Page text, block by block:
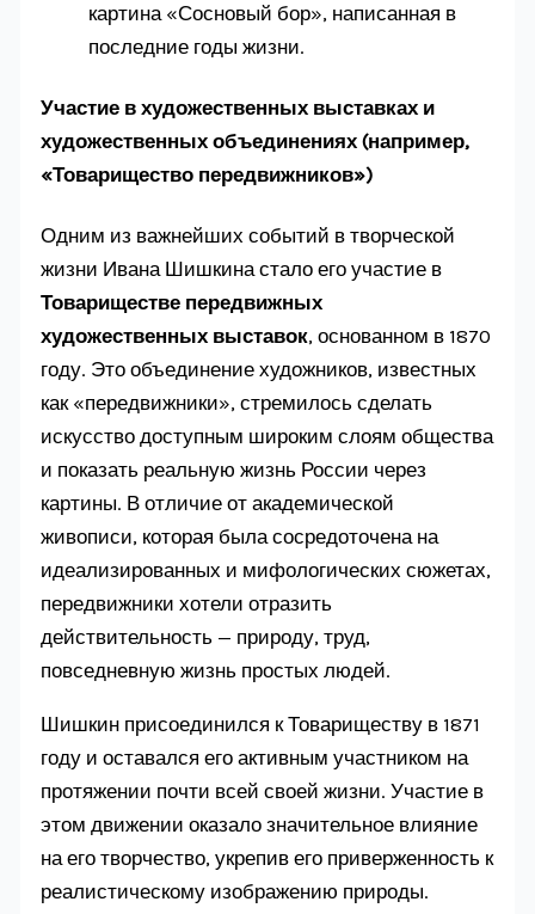
картина «Сосновый бор», написанная в
последние годы жизни.
Участие в художественных выставках и
художественных объединениях (например,
«Товарищество передвижников»)
Одним из важнейших событий в творческой
жизни Ивана Шишкина стало его участие в
Товариществе передвижных
художественных выставок, основанном в 1870
году. Это объединение художников, известных
как «передвижники», стремилось сделать
искусство доступным широким слоям общества
и показать реальную жизнь России через
картины. В отличие от академической
живописи, которая была сосредоточена на
идеализированных и мифологических сюжетах,
передвижники хотели отразить
действительность — природу, труд,
повседневную жизнь простых людей.
Шишкин присоединился к Товариществу в 1871
году и оставался его активным участником на
протяжении почти всей своей жизни. Участие в
этом движении оказало значительное влияние
на его творчество, укрепив его приверженность к
реалистическому изображению природы.